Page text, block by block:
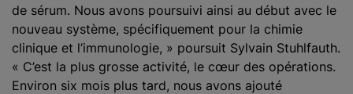
de sérum. Nous avons poursuivi ainsi au début avec le
nouveau système, spécifiquement pour la chimie
clinique et l’immunologie, » poursuit Sylvain Stuhlfauth.
« C’est la plus grosse activité, le cœur des opérations.
Environ six mois plus tard, nous avons ajouté